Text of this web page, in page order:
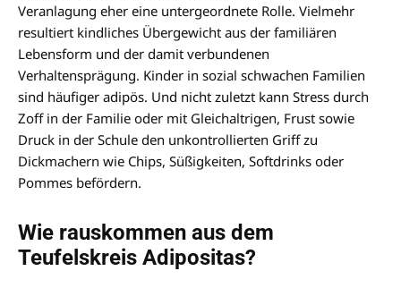
Veranlagung eher eine untergeordnete Rolle. Vielmehr
resultiert kindliches Übergewicht aus der familiären
Lebensform und der damit verbundenen
Verhaltensprägung. Kinder in sozial schwachen Familien
sind häufiger adipös. Und nicht zuletzt kann Stress durch
Zoff in der Familie oder mit Gleichaltrigen, Frust sowie
Druck in der Schule den unkontrollierten Griff zu
Dickmachern wie Chips, Süßigkeiten, Softdrinks oder
Pommes befördern.
Wie rauskommen aus dem
Teufelskreis Adipositas?